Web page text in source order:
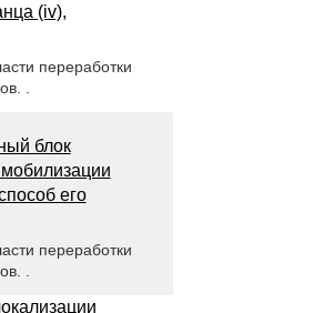
(iv),
переработки
.
блок
его
переработки
.